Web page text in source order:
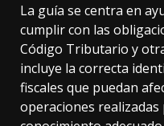
La guía se centra en
cumplir con las
Código Tributario y
incluye la correcta
fiscales que puedan
operaciones